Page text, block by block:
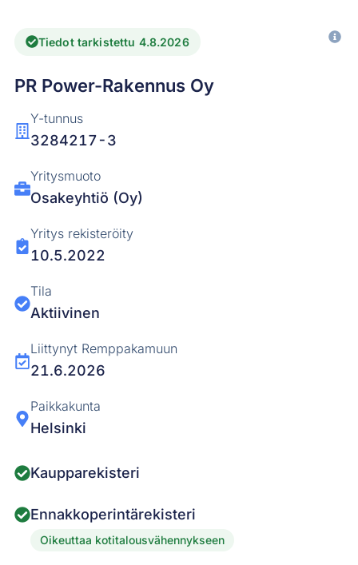
Tiedot tarkistettu 4.8.2026
PR Power-Rakennus Oy
Y-tunnus
3284217-3
Yritysmuoto
Osakeyhtiö (Oy)
Yritys rekisteröity
10.5.2022
Tila
Aktiivinen
Liittynyt Remppakamuun
21.6.2026
Paikkakunta
Helsinki
Kaupparekisteri
Ennakkoperintärekisteri
Oikeuttaa kotitalousvähennykseen